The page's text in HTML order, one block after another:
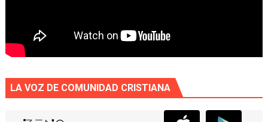
LA VOZ DE COMUNIDAD CRISTIANA